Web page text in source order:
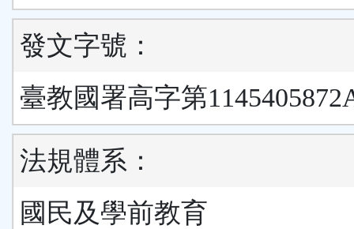
發文字號：
臺教國署高字第
法規體系：
國民及學前教育